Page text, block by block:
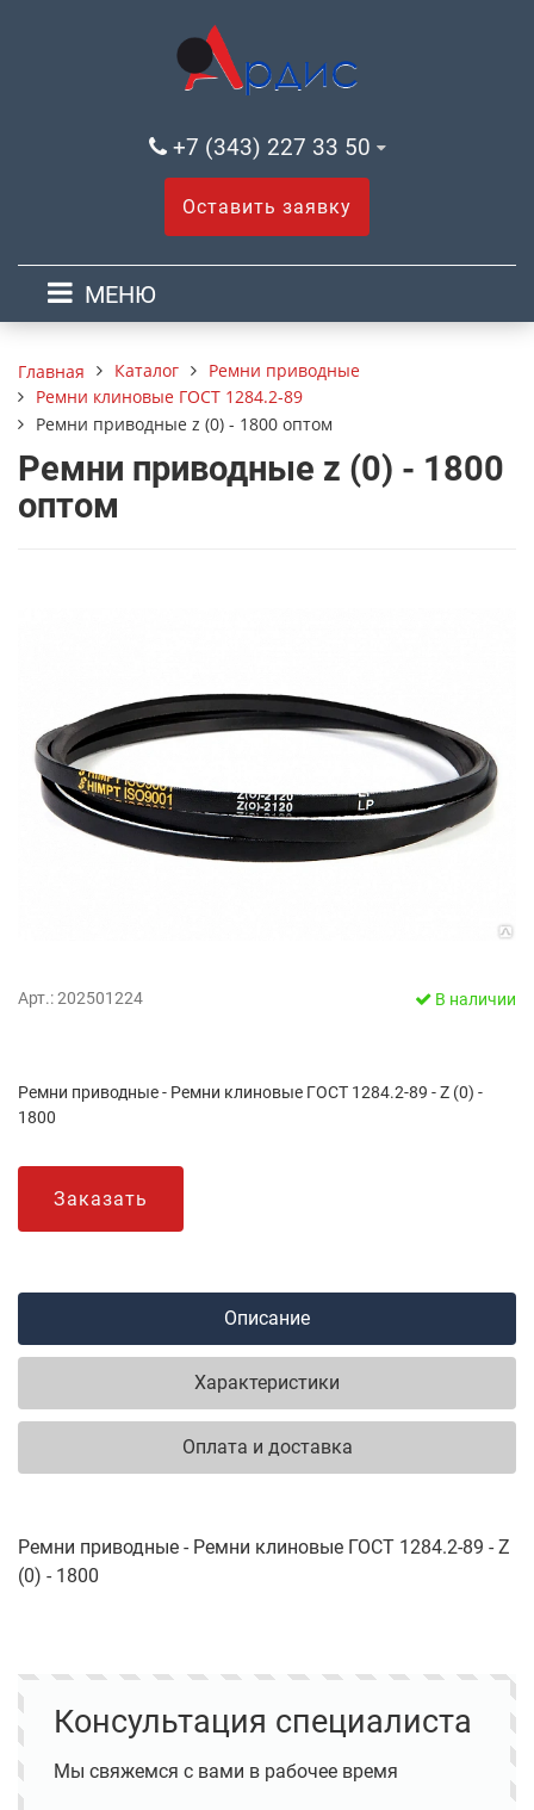
+7 (343) 227 33 50
Оставить заявку
МЕНЮ
Главная Каталог
Ремни приводные
Ремни клиновые ГОСТ 1284.2-89
Ремни приводные z (0) - 1800 оптом
Ремни приводные z (0) - 1800
оптом
Арт.: 202501224 В наличии
Ремни приводные - Ремни клиновые ГОСТ 1284.2-89 - Z (0) -
1800
Заказать
Описание
Характеристики
Оплата и доставка
Ремни приводные - Ремни клиновые ГОСТ 1284.2-89 - Z
(0) - 1800
Консультация специалиста
Мы свяжемся с вами в рабочее время